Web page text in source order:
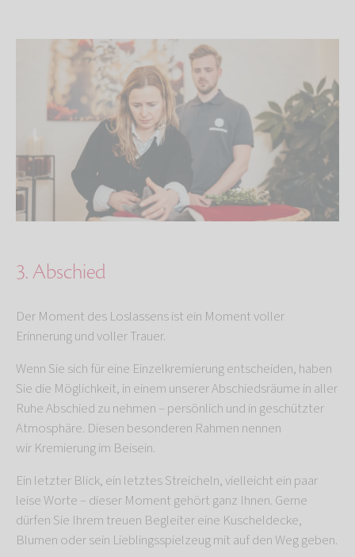
3. Abschied
Der Moment des Loslassens ist ein Moment voller
Erinnerung und voller Trauer.
Wenn Sie sich für eine Einzelkremierung entscheiden, haben
Sie die Möglichkeit, in einem unserer Abschiedsräume in aller
Ruhe Abschied zu nehmen – persönlich und in geschützter
Atmosphäre. Diesen besonderen Rahmen nennen
wir Kremierung im Beisein.
Ein letzter Blick, ein letztes Streicheln, vielleicht ein paar
leise Worte – dieser Moment gehört ganz Ihnen. Gerne
dürfen Sie Ihrem treuen Begleiter eine Kuscheldecke,
Blumen oder sein Lieblingsspielzeug mit auf den Weg geben.